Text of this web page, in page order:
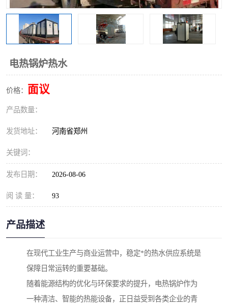
电热锅炉热水
价格： 面议
产品数量：
发货地址： 河南省郑州
关键词：
发布日期： 2026-08-06
阅 读 量： 93
产品描述
在现代工业生产与商业运营中，稳定*的热水供应系统是
保障日常运转的重要基础。
随着能源结构的优化与环保要求的提升，电热锅炉作为
一种清洁、智能的热能设备，正日益受到各类企业的青